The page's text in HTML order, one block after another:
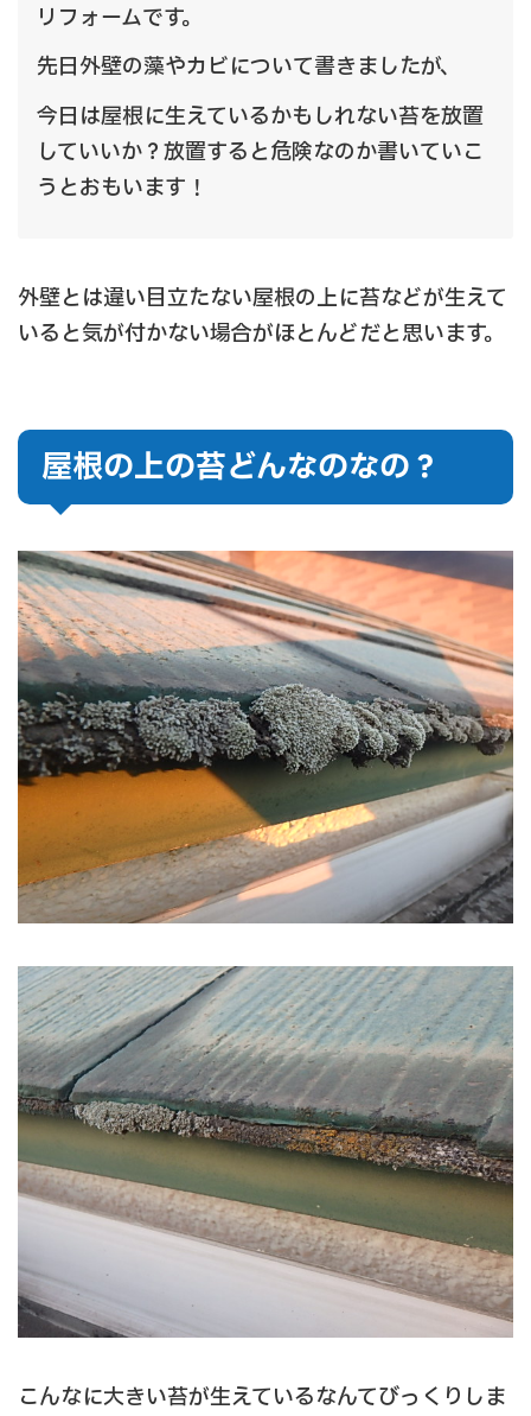
リフォームです。
先日外壁の藻やカビについて書きましたが、
今日は屋根に生えているかもしれない苔を放置
していいか？放置すると危険なのか書いていこ
うとおもいます！
外壁とは違い目立たない屋根の上に苔などが生えて
いると気が付かない場合がほとんどだと思います。
屋根の上の苔どんなのなの？
こんなに大きい苔が生えているなんてびっくりしま